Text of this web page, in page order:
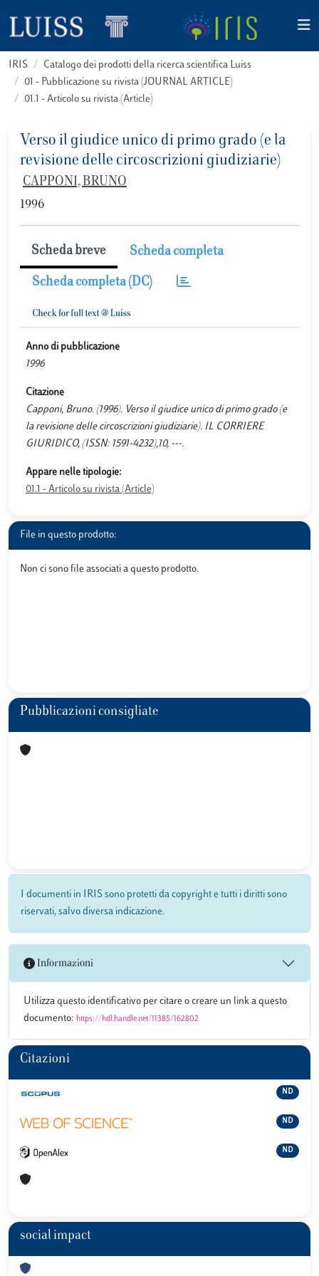
IRIS
Catalogo dei prodotti della ricerca scientifica Luiss
01 - Pubblicazione su rivista (JOURNAL ARTICLE)
01.1 - Articolo su rivista (Article)
Verso il giudice unico di primo grado (e la
revisione delle circoscrizioni giudiziarie)
CAPPONI, BRUNO
1996
Scheda breve Scheda completa
Scheda completa (DC)
Anno di pubblicazione
1996
Citazione
Capponi, Bruno. (1996). Verso il giudice unico di primo grado (e
la revisione delle circoscrizioni giudiziarie). IL CORRIERE
GIURIDICO, (ISSN: 1591-4232),10, ---.
Appare nelle tipologie:
01.1 - Articolo su rivista (Article)
File in questo prodotto:
Non ci sono file associati a questo prodotto.
Pubblicazioni consigliate
I documenti in IRIS sono protetti da copyright e tutti i diritti sono
riservati, salvo diversa indicazione.
Informazioni
Utilizza questo identificativo per citare o creare un link a questo
documento: https://hdl.handle.net/11385/162802
Citazioni
ND
ND
ND
social impact